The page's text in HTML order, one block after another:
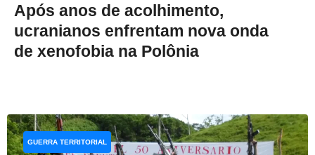
Após anos de acolhimento,
ucranianos enfrentam nova onda
de xenofobia na Polônia
GUERRA TERRITORIAL